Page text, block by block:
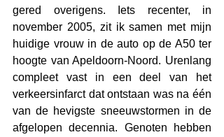
gered overigens. Iets recenter, in
november 2005, zit ik samen met mijn
huidige vrouw in de auto op de A50 ter
hoogte van Apeldoorn-Noord. Urenlang
compleet vast in een deel van het
verkeersinfarct dat ontstaan was na één
van de hevigste sneeuwstormen in de
afgelopen decennia. Genoten hebben